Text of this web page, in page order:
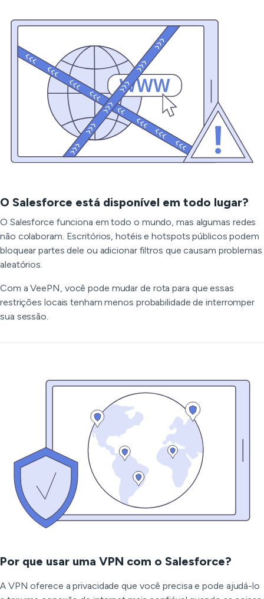
O Salesforce está disponível em todo lugar?
O Salesforce funciona em todo o mundo, mas algumas redes
não colaboram. Escritórios, hotéis e hotspots públicos podem
bloquear partes dele ou adicionar filtros que causam problemas
aleatórios.
Com a VeePN, você pode mudar de rota para que essas
restrições locais tenham menos probabilidade de interromper
sua sessão.
Por que usar uma VPN com o Salesforce?
A VPN oferece a privacidade que você precisa e pode ajudá-lo